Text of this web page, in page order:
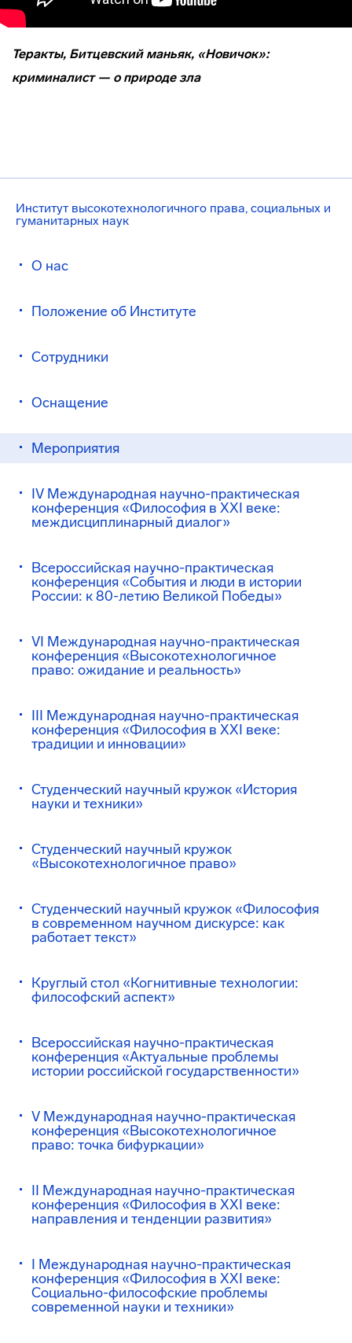
Институт высокотехнологичного права, социальных и
гуманитарных наук
О нас
Положение об Институте
Сотрудники
Оснащение
Мероприятия
IV Международная научно-практическая
конференция «Философия в XXI веке:
междисциплинарный диалог»
Всероссийская научно-практическая
конференция «События и люди в истории
России: к 80-летию Великой Победы»
VI Международная научно-практическая
конференция «Высокотехнологичное
право: ожидание и реальность»
III Международная научно-практическая
конференция «Философия в XXI веке:
традиции и инновации»
Студенческий научный кружок «История
науки и техники»
Студенческий научный кружок
«Высокотехнологичное право»
Студенческий научный кружок «Философия
в современном научном дискурсе: как
работает текст»
Круглый стол «Когнитивные технологии:
философский аспект»
Всероссийская научно-практическая
конференция «Актуальные проблемы
истории российской государственности»
V Международная научно-практическая
конференция «Высокотехнологичное
право: точка бифуркации»
II Международная научно-практическая
конференция «Философия в XXI веке:
направления и тенденции развития»
I Международная научно-практическая
конференция «Философия в XXI веке:
Социально-философские проблемы
современной науки и техники»
Теракты, Битцевский маньяк, «Новичок»:
криминалист — о природе зла